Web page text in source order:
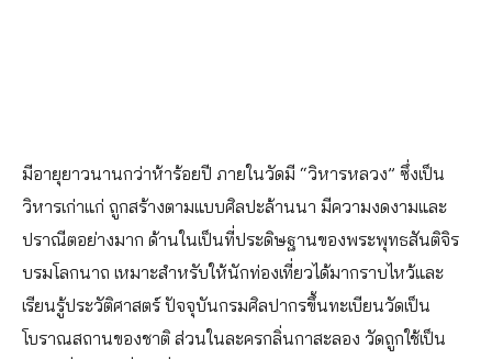
มีอายุยาวนานกว่าห้าร้อยปี ภายในวัดมี “วิหารหลวง” ซึ่งเป็น
วิหารเก่าแก่ ถูกสร้างตามแบบศิลปะล้านนา มีความงดงามและ
ปราณีตอย่างมาก ด้านในเป็นที่ประดิษฐานของพระพุทธสันติจิร
บรมโลกนาถ เหมาะสำหรับให้นักท่องเที่ยวได้มากราบไหว้และ
เรียนรู้ประวัติศาสตร์ ปัจจุบันกรมศิลปากรขึ้นทะเบียนวัดเป็น
โบราณสถานของชาติ ส่วนในละครกลิ่นกาสะลอง วัดถูกใช้เป็น